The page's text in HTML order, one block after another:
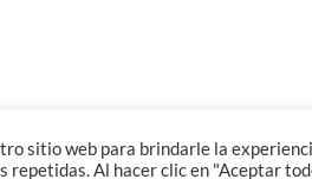
sitio web para brindarle la
repetidas. Al hacer clic en "Aceptar